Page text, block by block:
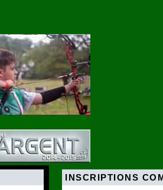
INSCRIPTIONS